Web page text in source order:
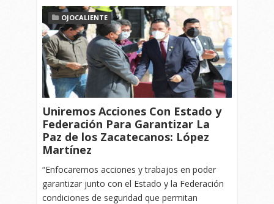
OJOCALIENTE
Uniremos Acciones Con Estado y
Federación Para Garantizar La
Paz de los Zacatecanos: López
Martínez
“Enfocaremos acciones y trabajos en poder
garantizar junto con el Estado y la Federación
condiciones de seguridad que permitan